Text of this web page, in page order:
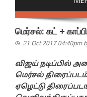
மெர்சல்: கட் +
21 Oct 2017 04:40pm
விஜய் நடிப்பில்
மெர்சல்
ஏழெட்டு